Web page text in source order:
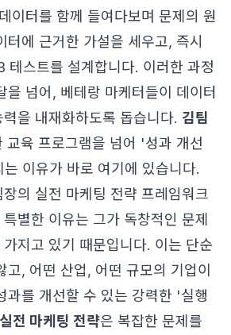
이터를 함께 들여다보며 문제의 원
터에 근거한 가설을 세우고, 즉시
테스트를 설계합니다. 이러한 과정
을 넘어, 베테랑 마케터들이 데이터
을 내재화하도록 돕습니다. 김팀
교육 프로그램을 넘어 '성과 개선
이유가 바로 여기에 있습니다.
의 실전 마케팅 전략 프레임워크
별한 이유는 그가 독창적인 문제
지고 있기 때문입니다. 이는 단순
고, 어떤 산업, 어떤 규모의 기업이
과를 개선할 수 있는 강력한 '실행
실전 마케팅 전략은 복잡한 문제를